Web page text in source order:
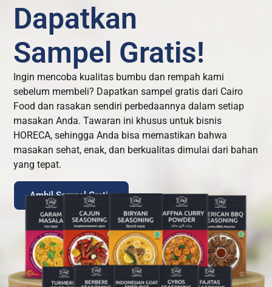
Dapatkan
Sampel Gratis!
Ingin mencoba kualitas bumbu dan rempah kami
sebelum membeli? Dapatkan sampel gratis dari Cairo
Food dan rasakan sendiri perbedaannya dalam setiap
masakan Anda. Tawaran ini khusus untuk bisnis
HORECA, sehingga Anda bisa memastikan bahwa
masakan sehat, enak, dan berkualitas dimulai dari bahan
yang tepat.
Ambil Sampel Gratis